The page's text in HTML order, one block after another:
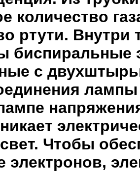
количество
ртути. Внутри
биспиральные
с
лампы
Чтобы
электронов,